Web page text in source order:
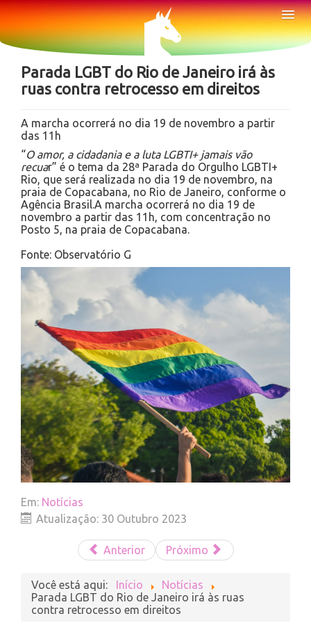
Sobre
Notícias
Parada LGBT do Rio de Janeiro irá às
ruas contra retrocesso em direitos
A marcha ocorrerá no dia 19 de novembro a partir
das 11h
“O amor, a cidadania e a luta LGBTI+ jamais vão
recuar” é o tema da 28ª Parada do Orgulho LGBTI+
Rio, que será realizada no dia 19 de novembro, na
praia de Copacabana, no Rio de Janeiro, conforme o
Agência Brasil.A marcha ocorrerá no dia 19 de
novembro a partir das 11h, com concentração no
Posto 5, na praia de Copacabana.
Fonte: Observatório G
Em: Notícias
Atualização: 30 Outubro 2023
Anterior Próximo
Você está aqui: Início
Notícias
Parada LGBT do Rio de Janeiro irá às ruas
contra retrocesso em direitos